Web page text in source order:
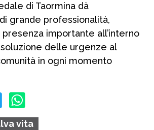
di Taormina dà
grande professionalità,
importante all’interno
delle urgenze al
in ogni momento
vita